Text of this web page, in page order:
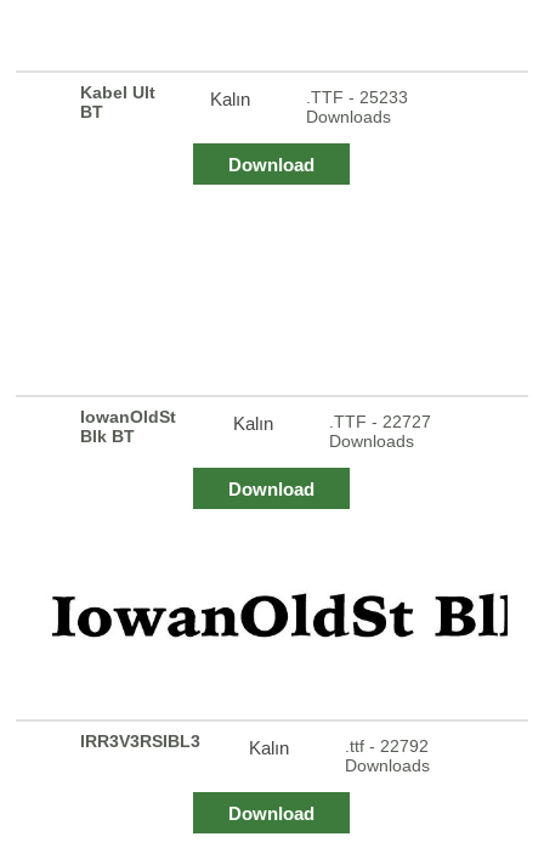
Kabel Ult
BT
Kalın
.TTF - 25233
Downloads
Download
IowanOldSt
Blk BT
Kalın
.TTF - 22727
Downloads
Download
IRR3V3RSIBL3 Kalın
.ttf - 22792
Downloads
Download